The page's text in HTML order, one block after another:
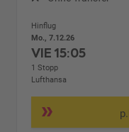
Hinflug
Mo., 7.12.26
VIE15:05
1 Stopp
Lufthansa